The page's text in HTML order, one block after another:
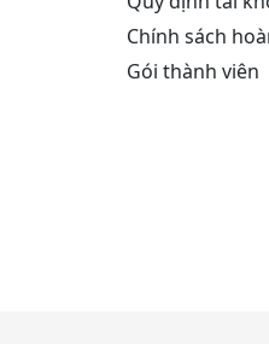
Chính sách
Gói thành viên